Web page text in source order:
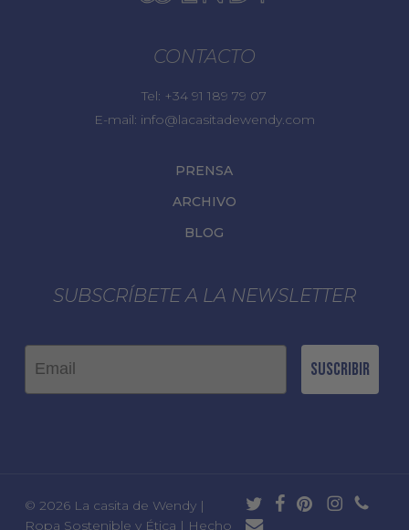
CONTACTO
Tel: +34 91 189 79 07
E-mail: info@lacasitadewendy.com
PRENSA
ARCHIVO
BLOG
SUBSCRÍBETE A LA NEWSLETTER
Email
Suscribir
© 2026 La casita de Wendy |
Ropa Sostenible y Ética | Hecho
twitterfacebook
pinterestinstagram
phone
email